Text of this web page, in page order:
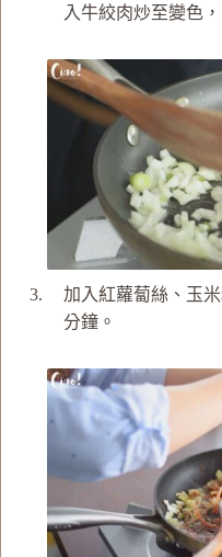
入牛絞肉炒至變色
加入紅蘿蔔絲、玉
分鐘。